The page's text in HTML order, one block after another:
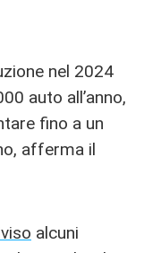
nel 2024
auto all’anno,
fino a un
afferma il
alcuni